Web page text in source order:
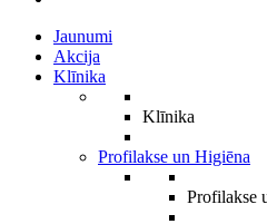
Jaunumi
Akcija
Klīnika
Klīnika
Profilakse un Higiēna
Profilakse